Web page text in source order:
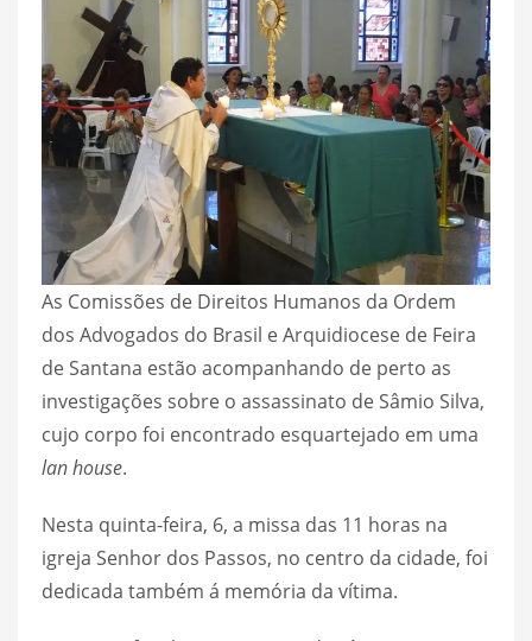
As Comissões de Direitos Humanos da Ordem
dos Advogados do Brasil e Arquidiocese de Feira
de Santana estão acompanhando de perto as
investigações sobre o assassinato de Sâmio Silva,
cujo corpo foi encontrado esquartejado em uma
lan house.
Nesta quinta-feira, 6, a missa das 11 horas na
igreja Senhor dos Passos, no centro da cidade, foi
dedicada também á memória da vítima.